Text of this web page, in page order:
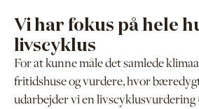
Vi har fokus på hele
livscyklus
For at kunne måle det samlede
fritidshuse og vurdere, hvor
udarbejder vi en